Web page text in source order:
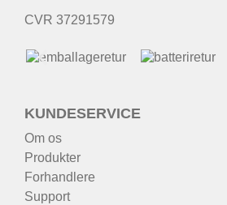
CVR 37291579
KUNDESERVICE
Om os
Produkter
Forhandlere
Support